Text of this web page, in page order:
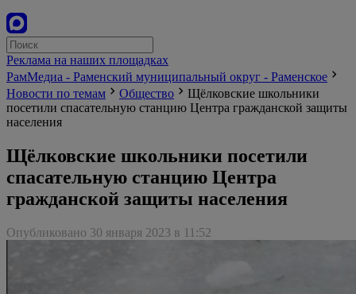
Реклама на наших площадках
РамМедиа - Раменский муниципальный округ - Раменское
Новости по темам
Общество
Щёлковские школьники
посетили спасательную станцию Центра гражданской защиты
населения
Щёлковские школьники посетили
спасательную станцию Центра
гражданской защиты населения
Опубликовано 30 января 2023 в 11:52